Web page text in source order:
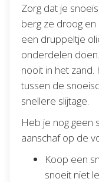
Zorg dat je
berg ze droog en
een druppeltje
onderdelen
nooit in het
tussen de
snellere slijtage.
Heb je nog geen
aanschaf op de
Koop een
snoeit niet